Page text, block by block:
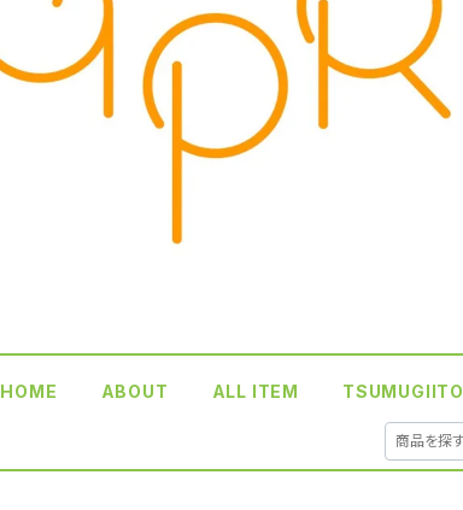
HOME ABOUT ALL ITEM TSUMUGIITO